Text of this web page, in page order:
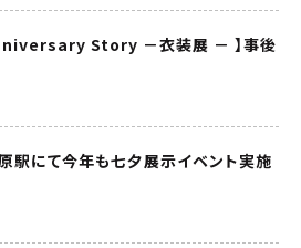
Story －衣装展 － 】事後
駅にて今年も七夕展示イベント実施